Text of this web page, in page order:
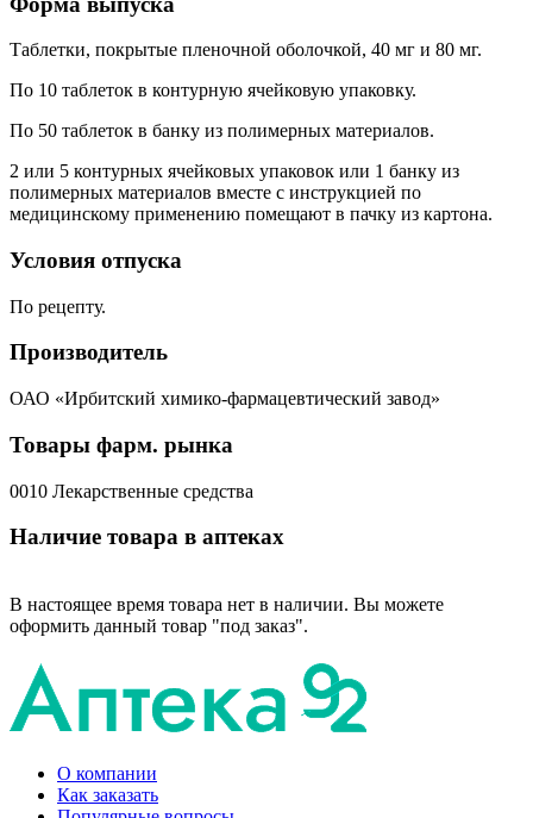
Таблетки, покрытые пленочной оболочкой, 40 мг и 80 мг.
По 10 таблеток в контурную ячейковую упаковку.
По 50 таблеток в банку из полимерных материалов.
2 или 5 контурных ячейковых упаковок или 1 банку из
полимерных материалов вместе с инструкцией по
медицинскому применению помещают в пачку из картона.
Условия отпуска
По рецепту.
Производитель
ОАО «Ирбитский химико-фармацевтический завод»
Товары фарм. рынка
0010 Лекарственные средства
Наличие товара в аптеках
В настоящее время товара нет в наличии. Вы можете
оформить данный товар "под заказ".
О компании
Как заказать